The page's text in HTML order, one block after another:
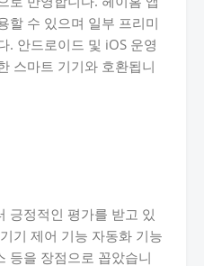
할 수 있으며 일부 프리미
. 안드로이드 및 iOS 운영
스마트 기기와 호환됩니
긍정적인 평가를 받고 있
기 제어 기능 자동화 기능
등을 장점으로 꼽았습니